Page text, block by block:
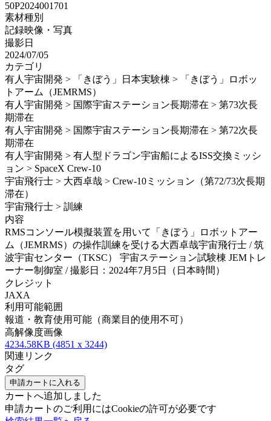
50P2024001701
素材種別
記録映像・写真
撮影日
2024/07/05
カテゴリ
有人宇宙開発 > 「きぼう」日本実験棟 > 「きぼう」ロボッ
トアーム（JEMRMS）
有人宇宙開発 > 国際宇宙ステーション長期滞在 > 第73次長
期滞在
有人宇宙開発 > 国際宇宙ステーション長期滞在 > 第72次長
期滞在
有人宇宙開発 > 有人型ドラゴン宇宙船によるISS交換ミッシ
ョン > SpaceX Crew-10
宇宙飛行士 > 大西卓哉 > Crew-10ミッション（第72/73次長期
滞在）
宇宙飛行士 > 訓練
内容
RMSコンソール模擬装置を用いて「きぼう」ロボットアー
ム（JEMRMS）の操作訓練を受ける大西卓哉宇宙飛行士 / 筑
波宇宙センター（TKSC） 宇宙ステーション試験棟 JEMトレ
ーナー制御室 / 撮影日：2024年7月5日（日本時間）
クレジット
JAXA
利用可能範囲
報道・教育使用可能（商業目的使用不可）
高解像度画像
4234.58KB (4851 x 3244)
関連リンク
タグ
申請カートに入れる
カートへ追加しました
申請カートのご利用にはCookieの許可が必要です